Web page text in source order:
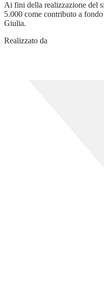
Ai fini della realizzazione del
5.000 come contributo a
Giulia.
Realizzato da